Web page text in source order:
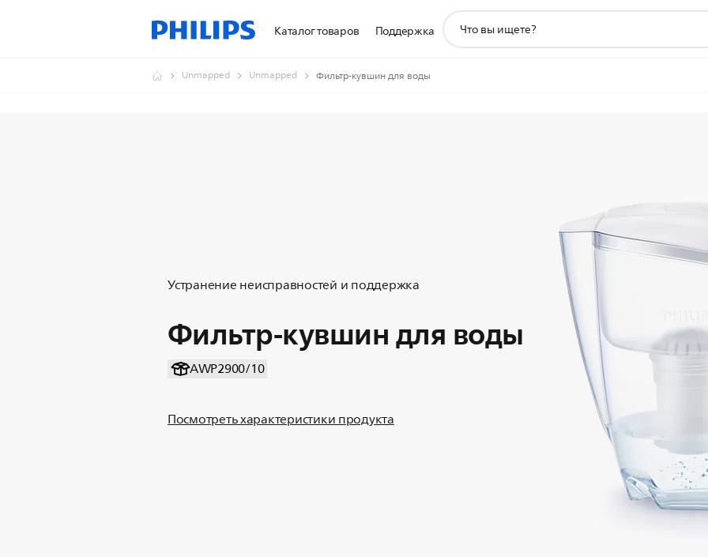
Каталог товаров Поддержка
поддержки
Unmapped Unmapped Фильтр-кувшин для воды
Устранение неисправностей и поддержка
Фильтр-кувшин для воды
AWP2900/10
Посмотреть характеристики продукта